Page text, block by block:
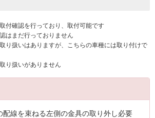
付確認を行っており、取付可能です
はまだ行っておりません
り扱いはありますが、こちらの車種には取り付けで
り扱いがありません
配線を束ねる左側の金具の取り外し必要